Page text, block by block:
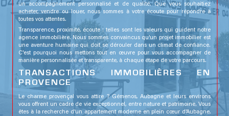
un accompagnement personnalisé et de qualité. Que vous souhaitiez
acheter, vendre ou louer, nous sommes à votre écoute pour répondre à
toutes vos attentes.
Transparence, proximité, écoute : telles sont les valeurs qui guident notre
agence immobilière. Nous sommes convaincus qu'un projet immobilier est
une aventure humaine qui doit se dérouler dans un climat de confiance.
C'est pourquoi nous mettons tout en œuvre pour vous accompagner de
manière personnalisée et transparente, à chaque étape de votre parcours.
TRANSACTIONS IMMOBILIÈRES EN
PROVENCE
Le charme provençal vous attire ? Gémenos, Aubagne et leurs environs
vous offrent un cadre de vie exceptionnel, entre nature et patrimoine. Vous
êtes à la recherche d'un appartement moderne en plein cœur d'Aubagne,